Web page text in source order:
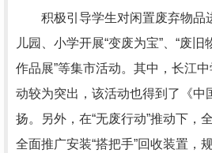
积极引导学生对闲置废弃物品
儿园、小学开展“变废为宝”、“废旧
作品展”等集市活动。其中，长江
动较为突出，该活动也得到了《中
扬。另外，在“无废行动”推动下，
全面推广安装“搭把手”回收装置，